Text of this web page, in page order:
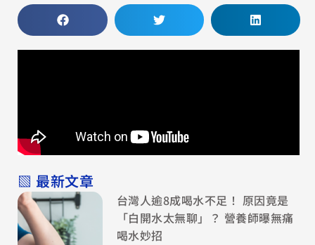
▧ 最新文章
台灣人逾8成喝水不足！ 原因竟是
「白開水太無聊」？ 營養師曝無痛
喝水妙招